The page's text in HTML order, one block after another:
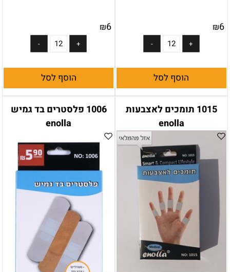
₪6
הוסף לסל
₪6
הוסף לסל
1015 תומכים לאצבעות
enolla
1006 פלסטרים בד גמיש
enolla